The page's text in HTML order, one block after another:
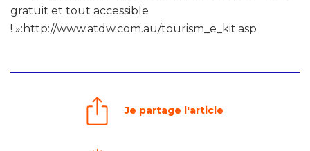
gratuit et tout accessible
! »:http://www.atdw.com.au/tourism_e_kit.asp
Je partage l'article